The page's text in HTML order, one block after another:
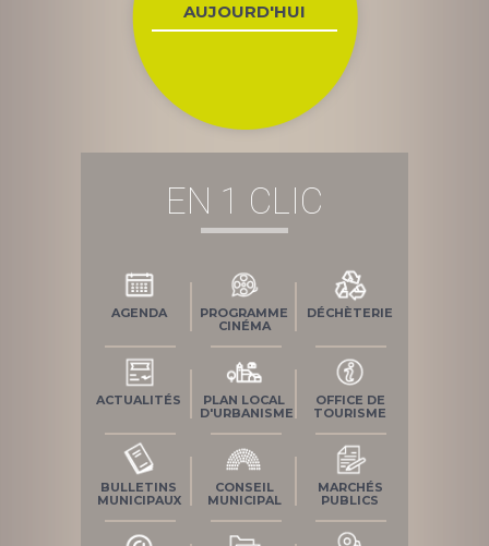
AUJOURD'HUI
EN 1 CLIC
AGENDA
PROGRAMME
CINÉMA
DÉCHÈTERIE
ACTUALITÉS
PLAN LOCAL
D'URBANISME
OFFICE DE
TOURISME
BULLETINS
MUNICIPAUX
CONSEIL
MUNICIPAL
MARCHÉS
PUBLICS